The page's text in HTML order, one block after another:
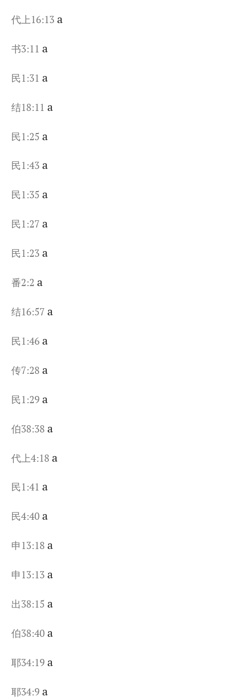
代上16:13 a
书3:11 a
民1:31 a
结18:11 a
民1:25 a
民1:43 a
民1:35 a
民1:27 a
民1:23 a
番2:2 a
结16:57 a
民1:46 a
传7:28 a
民1:29 a
伯38:38 a
代上4:18 a
民1:41 a
民4:40 a
申13:18 a
申13:13 a
出38:15 a
伯38:40 a
耶34:19 a
耶34:9 a